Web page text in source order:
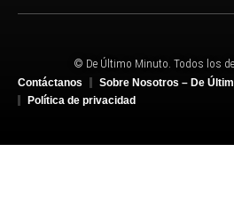
© De Último Minuto. Todos los
Contáctanos
Sobre Nosotros – De
Política de privacidad